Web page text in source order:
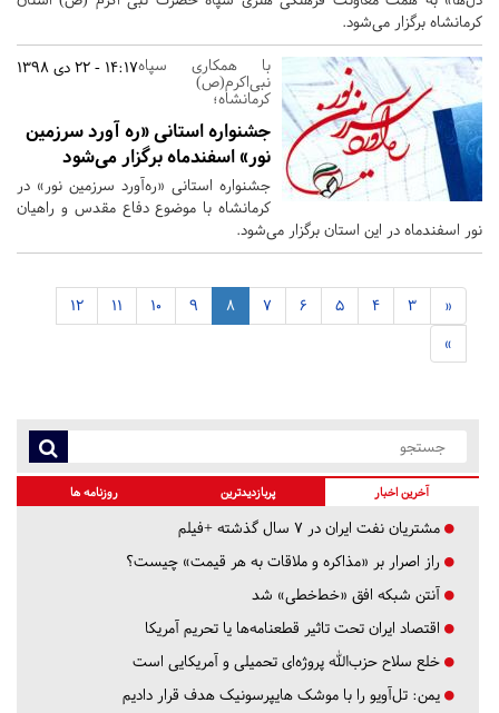
کرمانشاه برگزار می‌شود.
14:17 - 22 دی 1398با همکاری سپاه
نبی‌اکرم(ص)
کرمانشاه؛
جشنواره استانی «ره آورد سرزمین
نور» اسفندماه برگزار می‌شود
جشنواره استانی «ره‌آورد سرزمین نور» در
کرمانشاه با موضوع دفاع مقدس و راهیان
نور اسفندماه در این استان برگزار می‌شود.
«
3
4
5
6
7
8
9
10
11
12
»
آخرین اخبار پربازدیدترین روزنامه ها
مشتریان نفت ایران در ۷ سال گذشته +فیلم
راز اصرار بر «مذاکره و ملاقات به هر قیمت» چیست؟
آنتن شبکه افق «خط‌خطی» شد
اقتصاد ایران تحت تاثیر قطعنامه‌ها یا تحریم‌ آمریکا
خلع سلاح حزب‌الله پروژه‌ای تحمیلی و آمریکایی است
یمن: تل‌آویو را با موشک هایپرسونیک هدف قرار دادیم